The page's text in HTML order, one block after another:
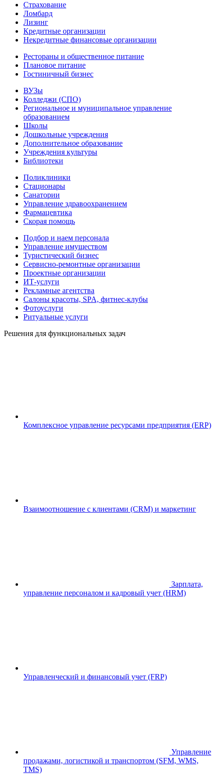
Страхование
Ломбард
Лизинг
Кредитные организации
Некредитные финансовые организации
Рестораны и общественное питание
Плановое питание
Гостиничный бизнес
ВУЗы
Колледжи (СПО)
Региональное и муниципальное управление
образованием
Школы
Дошкольные учреждения
Дополнительное образование
Учреждения культуры
Библиотеки
Поликлиники
Стационары
Санатории
Управление здравоохранением
Фармацевтика
Скорая помощь
Подбор и наем персонала
Управление имуществом
Туристический бизнес
Сервисно-ремонтные организации
Проектные организации
ИТ-услуги
Рекламные агентства
Салоны красоты, SPA, фитнес-клубы
Фотоуслуги
Ритуальные услуги
Решения для функциональных задач
Комплексное управление ресурсами предприятия (ERP)
Взаимоотношение с клиентами (CRM) и маркетинг
Зарплата,
управление персоналом и кадровый учет (HRM)
Управленческий и финансовый учет (FRP)
Управление
продажами, логистикой и транспортом (SFM, WMS,
TMS)